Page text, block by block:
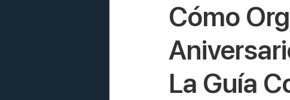
Cómo
La Guía